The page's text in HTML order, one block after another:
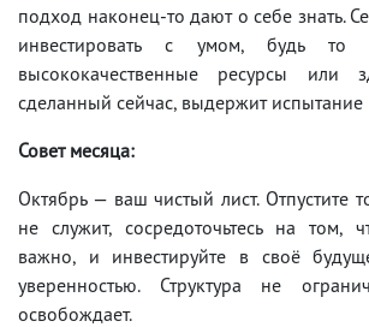
подход наконец-то дают о себе знать.
инвестировать с умом, будь то
высококачественные ресурсы или
сделанный сейчас, выдержит
Совет месяца:
Октябрь — ваш чистый лист. Отпустите
не служит, сосредоточьтесь на том,
важно, и инвестируйте в своё
уверенностью. Структура не
освобождает.